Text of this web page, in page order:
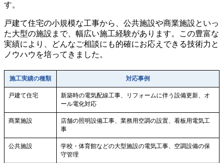
す。
戸建て住宅の小規模な工事から、公共施設や商業施設といっ
た大型の施設まで、幅広い施工経験があります。この豊富な
実績により、どんなご相談にも的確にお応えできる技術力と
ノウハウを培ってきました。
施工実績の種類 対応事例
戸建て住宅
新築時の電気配線工事、リフォームに伴う設備更新、オ
ール電化対応
商業施設
店舗の照明設備工事、業務用空調の設置、看板用電気工
事
公共施設
学校・体育館などの大型施設の電気工事、空調設備の保
守管理